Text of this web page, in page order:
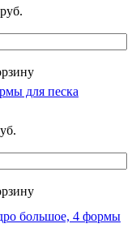
руб.
для песка
большое, 4 формы